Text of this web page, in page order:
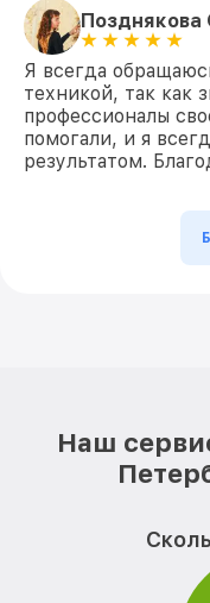
Позднякова
Я всегда
техникой, так как
профессионалы
помогали, и я
результатом.
Наш